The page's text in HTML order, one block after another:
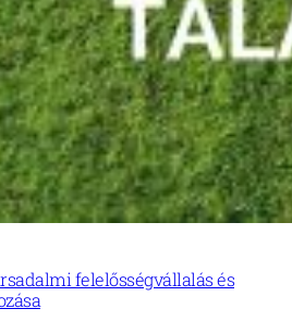
felelősségvállalás és